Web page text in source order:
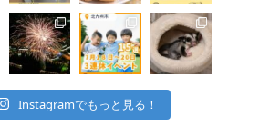
Instagramでもっと見る！